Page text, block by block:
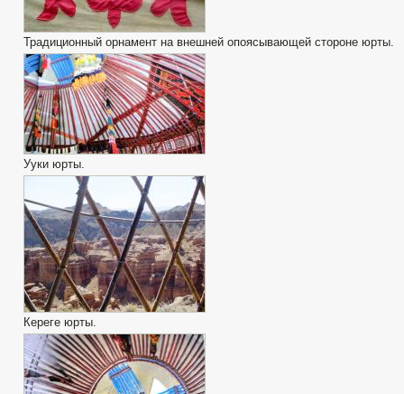
Традиционный орнамент на внешней опоясывающей стороне юрты.
Ууки юрты.
Кереге юрты.